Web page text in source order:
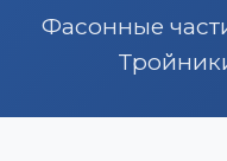
Фасонные